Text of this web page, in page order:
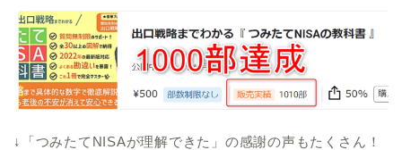
↓「つみたてNISAが理解できた」の感謝の声もたくさん！